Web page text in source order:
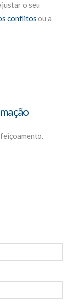
o seu
conflitos ou a